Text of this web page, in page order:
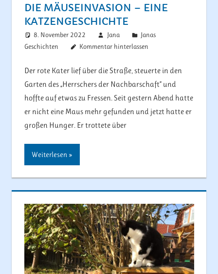
DIE MÄUSEINVASION – EINE
KATZENGESCHICHTE
8. November 2022 Jana
Janas
Geschichten
Kommentar hinterlassen
Der rote Kater lief über die Straße, steuerte in den
Garten des „Herrschers der Nachbarschaft” und
hoffte auf etwas zu Fressen. Seit gestern Abend hatte
er nicht eine Maus mehr gefunden und jetzt hatte er
großen Hunger. Er trottete über
Weiterlesen